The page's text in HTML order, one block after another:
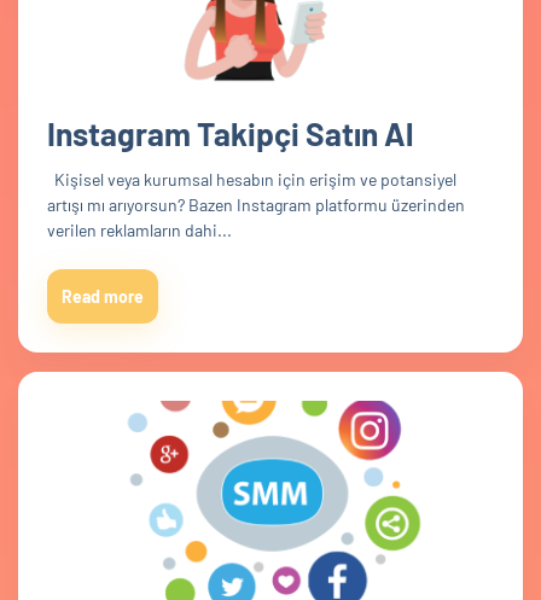
Instagram Takipçi Satın Al
Kişisel veya kurumsal hesabın için erişim ve potansiyel
artışı mı arıyorsun? Bazen Instagram platformu üzerinden
verilen reklamların dahi...
Read more